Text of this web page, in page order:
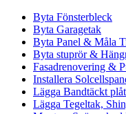
Byta Fönsterbleck
Byta Garagetak
Byta Panel & Måla
Byta stuprör &
Fasadrenovering &
Installera
Lägga Bandtäckt
Lägga Tegeltak,